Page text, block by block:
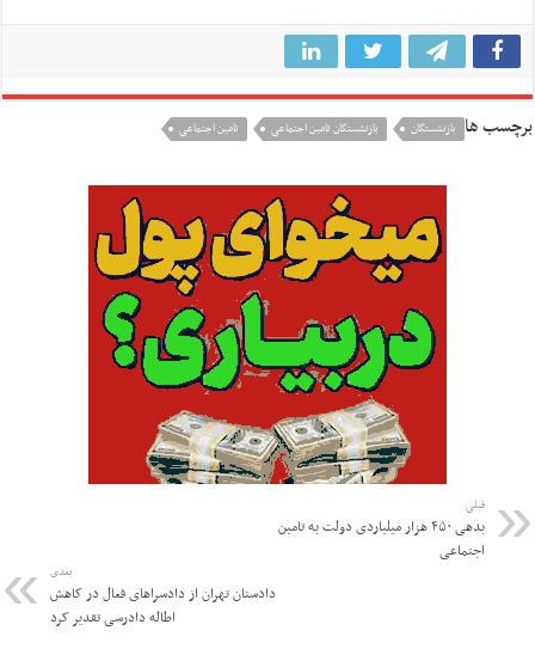
برچسب ها بازنشستگان بازنشستگان تامین اجتماعی تامین اجتماعی
قبلی
بدهی ۴۵۰ هزار میلیاردی دولت به تامین
اجتماعی
بعدی
دادستان تهران از دادسراهای فعال در کاهش
اطاله دادرسی تقدیر کرد